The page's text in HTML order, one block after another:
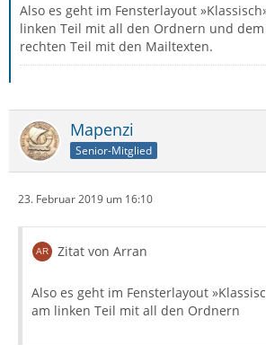
Also es geht im Fensterlayout
linken Teil mit all den Ordnern und
rechten Teil mit den Mailtexten.
Mapenzi
Senior-Mitglied
23. Februar 2019 um 16:10
Zitat von Arran
Also es geht im Fensterlayout
am linken Teil mit all den Ordnern